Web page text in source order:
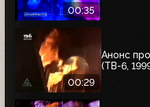
00:35
00:29
Анонс
(ТВ-6,